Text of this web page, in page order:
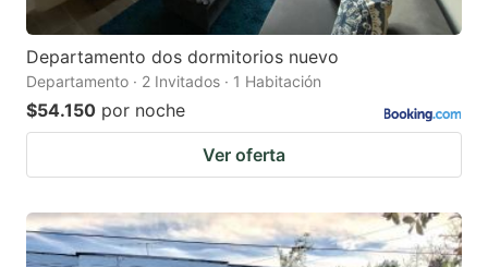
Departamento dos dormitorios nuevo
Departamento · 2 Invitados · 1 Habitación
$54.150 por noche
Ver oferta